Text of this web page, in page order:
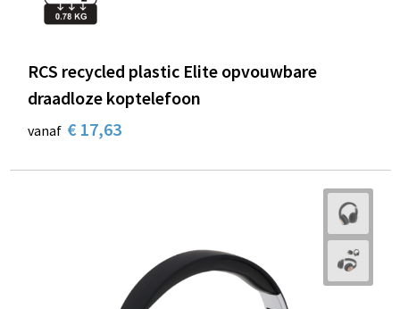
RCS recycled plastic Elite opvouwbare
draadloze koptelefoon
vanaf € 17,63